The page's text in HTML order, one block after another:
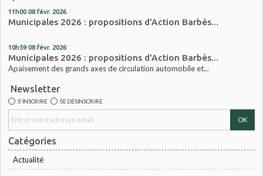
11h00 08 févr. 2026
Municipales 2026 : propositions d'Action Barbès...
10h59 08 févr. 2026
Municipales 2026 : propositions d'Action Barbès...
Apaisement des grands axes de circulation automobile et...
Newsletter
S'INSCRIRE SE DÉSINSCRIRE
Catégories
Actualité